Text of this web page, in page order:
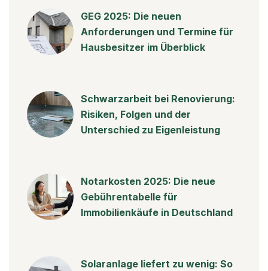
GEG 2025: Die neuen
Anforderungen und Termine für
Hausbesitzer im Überblick
Schwarzarbeit bei Renovierung:
Risiken, Folgen und der
Unterschied zu Eigenleistung
Notarkosten 2025: Die neue
Gebührentabelle für
Immobilienkäufe in Deutschland
Solaranlage liefert zu wenig: So